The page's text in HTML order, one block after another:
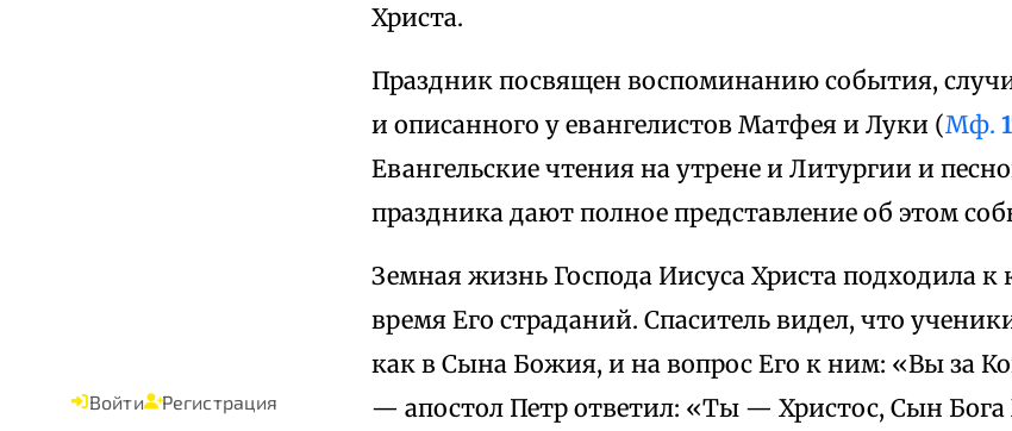
Войти Регистрация
Христа.
Праздник посвящен воспоминанию события,
и описанного у евангелистов Матфея и Луки (Мф.
Евангельские чтения на утрене и Литургии и
праздника дают полное представление об этом
Земная жизнь Господа Иисуса Христа подходила к
время Его страданий. Спаситель видел, что
как в Сына Божия, и на вопрос Его к ним: «Вы за
— апостол Петр ответил: «Ты — Христос, Сын